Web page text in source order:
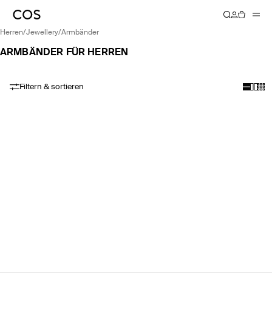
herren/ jewellery/ armbänder
ARMBÄNDER FÜR HERREN
Filtern & sortieren